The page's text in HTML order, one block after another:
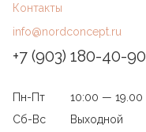
Контакты
info@nordconcept.ru
+7 (903) 180-40-90
Пн-Пт
10:00 — 19.00
Сб-Вс
Выходной